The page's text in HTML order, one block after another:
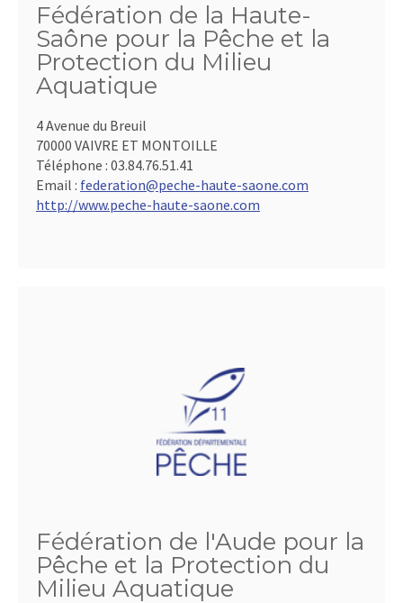
Fédération de la Haute-
Saône pour la Pêche et la
Protection du Milieu
Aquatique
4 Avenue du Breuil
70000 VAIVRE ET MONTOILLE
Téléphone : 03.84.76.51.41
Email : federation@peche-haute-saone.com
http://www.peche-haute-saone.com
Fédération de l'Aude pour la
Pêche et la Protection du
Milieu Aquatique